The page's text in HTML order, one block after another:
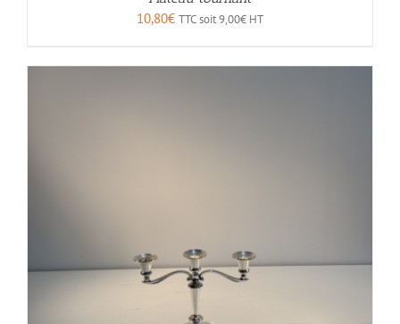
10,80€ TTC soit9,00€ HT